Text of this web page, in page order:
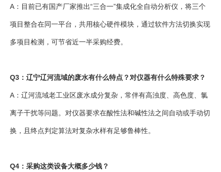
A：目前已有国产厂家推出“三合一”集成化全自动分析仪，将三个
项目整合在同一平台，共用核心硬件模块，通过软件方法切换实现
多项目检测，可节省近一半采购经费。
Q3：辽宁辽河流域的废水有什么特点？对仪器有什么特殊要求？
A：辽河流域老工业区废水成分复杂，常伴有高浊度、高色度、氯
离子干扰等问题。对仪器要求在酸性法和碱性法之间自动或手动切
换，且终点判定算法对复杂水样有足够鲁棒性。
Q4：采购这类设备大概多少钱？